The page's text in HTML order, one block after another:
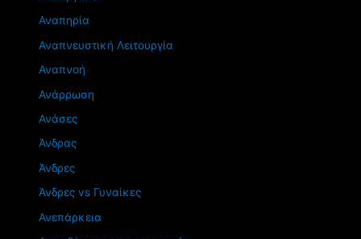
Αναπηρία
Αναπνευστική Λειτουργία
Αναπνοή
Ανάρρωση
Ανάσες
Άνδρας
Άνδρες
Άνδρες vs Γυναίκες
Ανεπάρκεια